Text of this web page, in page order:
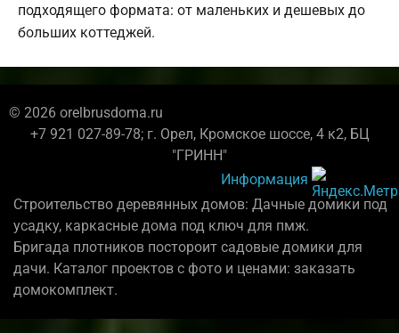
подходящего формата: от маленьких и дешевых до
больших коттеджей.
© 2026 orelbrusdoma.ru
+7 921 027-89-78; г. Орел, Кромское шоссе, 4 к2, БЦ
"ГРИНН"
Информация
Строительство деревянных домов: Дачные домики под
усадку, каркасные дома под ключ для пмж.
Бригада плотников постороит садовые домики для
дачи. Каталог проектов с фото и ценами: заказать
домокомплект.